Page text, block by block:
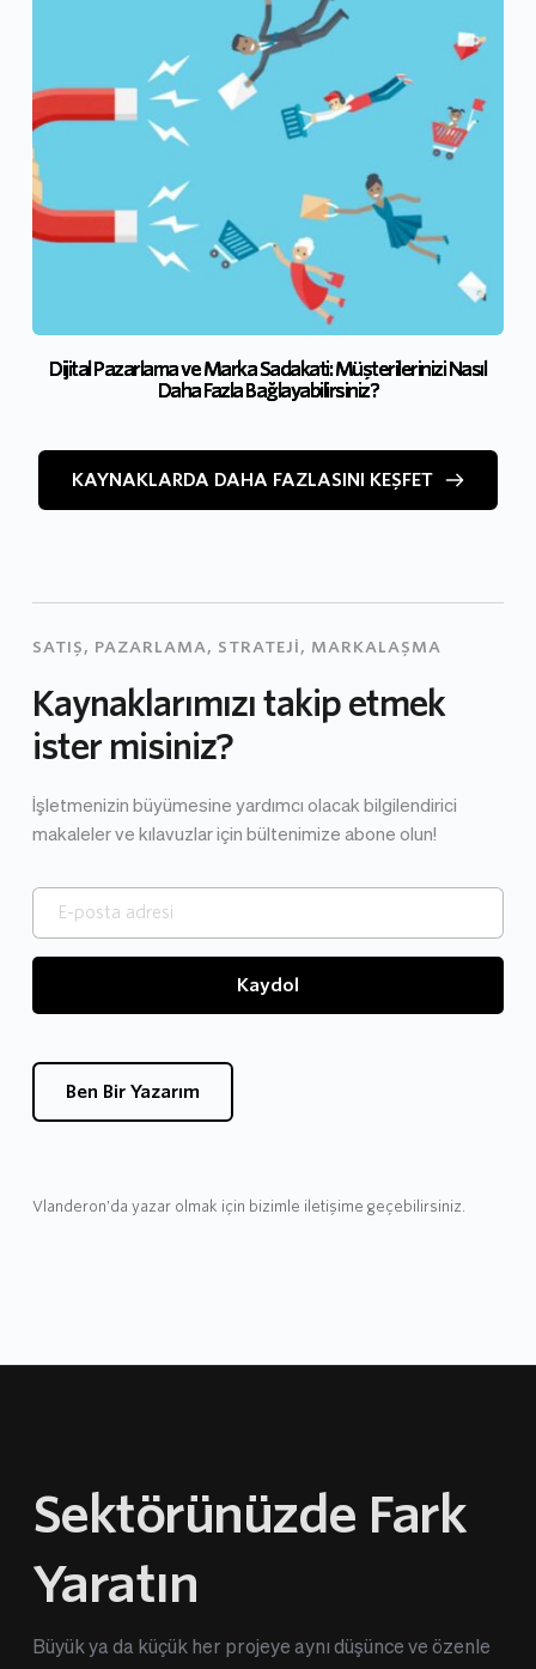
Dijital Pazarlama ve Marka Sadakati: Müşterilerinizi Nasıl
Daha Fazla Bağlayabilirsiniz?
KAYNAKLARDA DAHA FAZLASINI KEŞFET
SATIŞ, PAZARLAMA, STRATEJİ, MARKALAŞMA
Kaynaklarımızı takip etmek
ister misiniz?
İşletmenizin büyümesine yardımcı olacak bilgilendirici
makaleler ve kılavuzlar için bültenimize abone olun!
Kaydol
Ben Bir Yazarım
Vlanderon'da yazar olmak için bizimle iletişime geçebilirsiniz.
Sektörünüzde Fark
Yaratın
Büyük ya da küçük her projeye aynı düşünce ve özenle